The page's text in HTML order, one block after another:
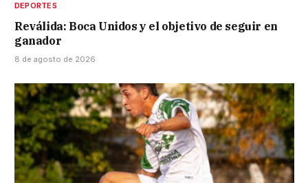
DEPORTES
Reválida: Boca Unidos y el objetivo de seguir en
ganador
8 de agosto de 2026